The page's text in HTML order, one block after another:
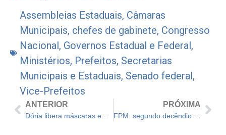
Assembleias Estaduais, Câmaras
Municipais, chefes de gabinete, Congresso
Nacional, Governos Estadual e Federal,
Ministérios, Prefeitos, Secretarias
Municipais e Estaduais, Senado federal,
Vice-Prefeitos
ANTERIOR PRÓXIMA